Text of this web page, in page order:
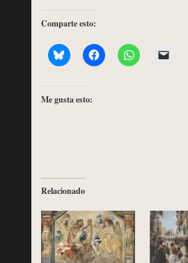
Comparte esto:
Me gusta esto:
Relacionado